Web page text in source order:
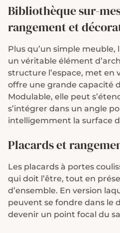
Bibliothèque sur-
rangement et
Plus qu’un simple
un véritable élément
structure l’espace, met en
offre une grande capacité
Modulable, elle peut
s’intégrer dans un angle
intelligemment la surface
Placards et
Les placards à portes
qui doit l’être, tout en
d’ensemble. En version
peuvent se fondre dans le
devenir un point focal du